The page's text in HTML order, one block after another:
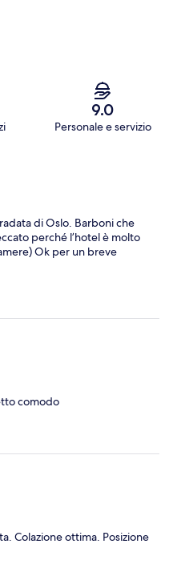
9.0
Personale e servizio
di Oslo. Barboni che
perché l’hotel è molto
Ok per un breve
comodo
Colazione ottima. Posizione